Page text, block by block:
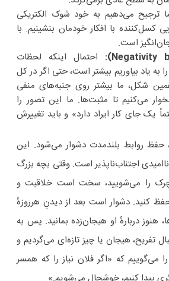
ترجیح می‌دهیم به خود شوک الکتریکی
کسل‌کننده با افکار خودمان بنشینیم. با
است.
احتمال اینکه لحظات
به یاد بیاوریم بیشتر است، حتی اگر در کل
شکل، ما بیشتر روی جنبه‌های منفی
می‌کنیم تا مثبت‌ها. ما این تصور را
یک جای کار ایراد دارد» و باید تغییرش
حفظ روابط بلندمدت دشوار می‌شود. این
اجتناب‌ناپذیر است. وقتی بچه بزرگ
را می‌شویید، سخت است خلاقیت و
کنید. دشوار است بعد از دیدنِ هرروزهٔ
هنوز دربارهٔ او هیجان‌زده بمانید. پس به
تفریح، هیجان یا چیز تازه‌ای می‌گردیم و
می‌گوییم که «اگر فلان نیاز را که همسر